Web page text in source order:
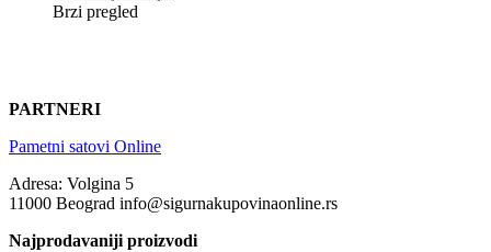
Brzi pregled
PARTNERI
Pametni satovi Online
Adresa: Volgina 5
11000 Beograd info@sigurnakupovinaonline.rs
Najprodavaniji proizvodi